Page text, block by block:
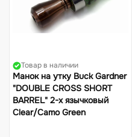
Товар в наличии
Манок на утку Buck Gardner
"DOUBLE CROSS SHORT
BARREL" 2-х язычковый
Clear/Camo Green